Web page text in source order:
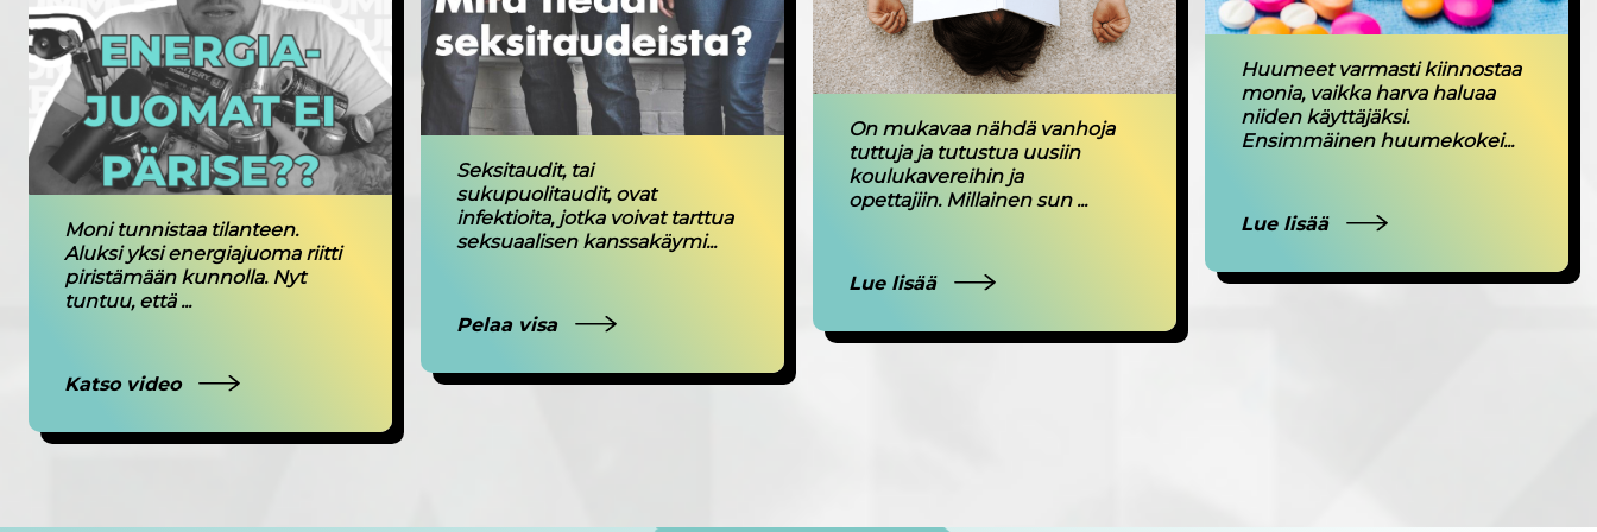
Moni tunnistaa tilanteen.
Aluksi yksi energiajuoma riitti
piristämään kunnolla. Nyt
tuntuu, että ...
Katso video
Seksitaudit, tai
sukupuolitaudit, ovat
infektioita, jotka voivat tarttua
seksuaalisen kanssakäymi...
Pelaa visa
On mukavaa nähdä vanhoja
tuttuja ja tutustua uusiin
koulukavereihin ja
opettajiin. Millainen sun ...
Lue lisää
Huumeet varmasti kiinnostaa
monia, vaikka harva haluaa
niiden käyttäjäksi.
Ensimmäinen huumekokei...
Lue lisää